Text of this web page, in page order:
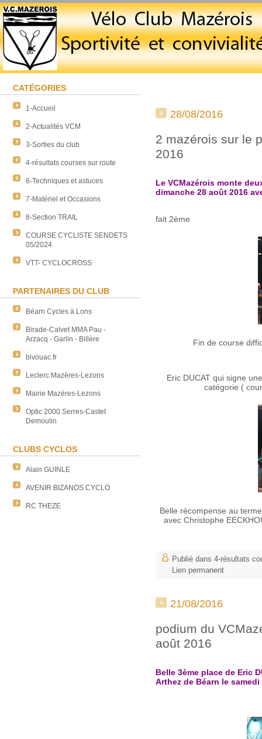
CATÉGORIES
1-Accueil
2-Actualités VCM
3-Sorties du club
4-résultats courses sur route
6-Techniques et astuces
7-Matériel et Occasions
8-Section TRAIL
COURSE CYCLISTE SENDETS
05/2024
VTT- CYCLOCROSS
PARTENAIRES DU CLUB
Béarn Cycles à Lons
Birade-Calvet MMA Pau -
Arzacq - Garlin - Billère
bivouac.fr
Leclerc Mazères-Lezons
Mairie Mazères-Lezons
Optic 2000 Serres-Castet
Demoulin
CLUBS CYCLOS
Alain GUINLE
AVENIR BIZANOS CYCLO
RC THEZE
28/08/2016
2 mazérois sur le
2016
Le VCMazérois monte
dimanche 28 août 2016
fait 2ème
Fin de course
Eric DUCAT qui signe
catégorie (
Belle récompense au
avec Christophe
Publié dans 4-résultats
Lien permanent
21/08/2016
podium du
août 2016
Belle 3ème place de Eric
Arthez de Béarn le samedi